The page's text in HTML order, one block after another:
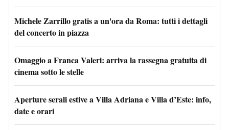
Michele Zarrillo gratis a un'ora da Roma: tutti i dettagli
del concerto in piazza
Omaggio a Franca Valeri: arriva la rassegna gratuita di
cinema sotto le stelle
Aperture serali estive a Villa Adriana e Villa d’Este: info,
date e orari